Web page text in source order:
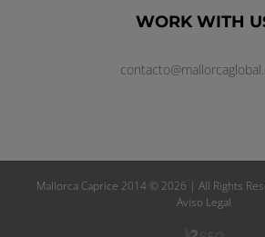
WORK WITH
Mallorca Caprice 2014 © 2026 | All Rights
Aviso Legal
Agencia